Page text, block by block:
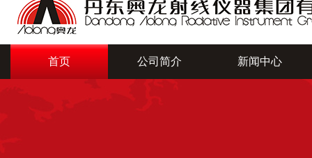
首页 公司简介 新闻中心